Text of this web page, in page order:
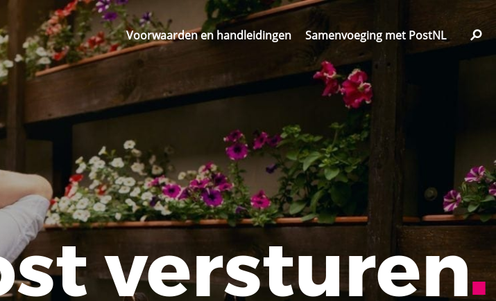
Voorwaarden en handleidingen Samenvoeging met PostNL
versturen